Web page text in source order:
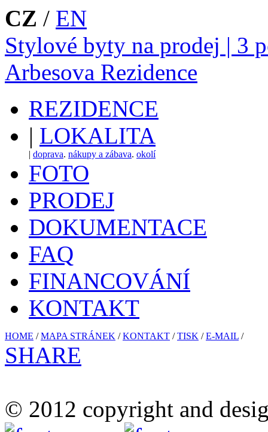
CZ / EN
Stylové byty na prodej | 3
Arbesova Rezidence
REZIDENCE
| LOKALITA
| doprava. nákupy a zábava. okolí
FOTO
PRODEJ
DOKUMENTACE
FAQ
FINANCOVÁNÍ
KONTAKT
HOME /MAPA STRÁNEK /KONTAKT /TISK /E-MAIL /
SHARE
© 2012 copyright and